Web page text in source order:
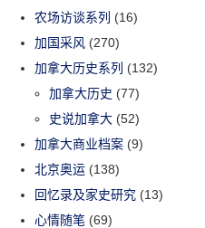
农场访谈系列 (16)
加国采风 (270)
加拿大历史系列 (132)
加拿大历史 (77)
史说加拿大 (52)
加拿大商业档案 (9)
北京奥运 (138)
回忆录及家史研究 (13)
心情随笔 (69)